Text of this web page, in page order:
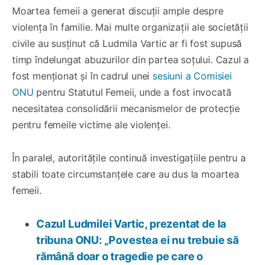
Moartea femeii a generat discuții ample despre
violența în familie. Mai multe organizații ale societății
civile au susținut că Ludmila Vartic ar fi fost supusă
timp îndelungat abuzurilor din partea soțului. Cazul a
fost menționat și în cadrul unei sesiuni a Comisiei
ONU pentru Statutul Femeii, unde a fost invocată
necesitatea consolidării mecanismelor de protecție
pentru femeile victime ale violenței.
În paralel, autoritățile continuă investigațiile pentru a
stabili toate circumstanțele care au dus la moartea
femeii.
Cazul Ludmilei Vartic, prezentat de la
tribuna ONU: „Povestea ei nu trebuie să
rămână doar o tragedie pe care o